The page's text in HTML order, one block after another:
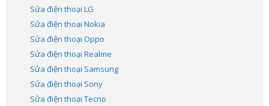
Sửa điện thoại LG
Sửa điện thoại Nokia
Sửa điện thoại Oppo
Sửa điện thoại Realme
Sửa điện thoại Samsung
Sửa điện thoại Sony
Sửa điện thoại Tecno